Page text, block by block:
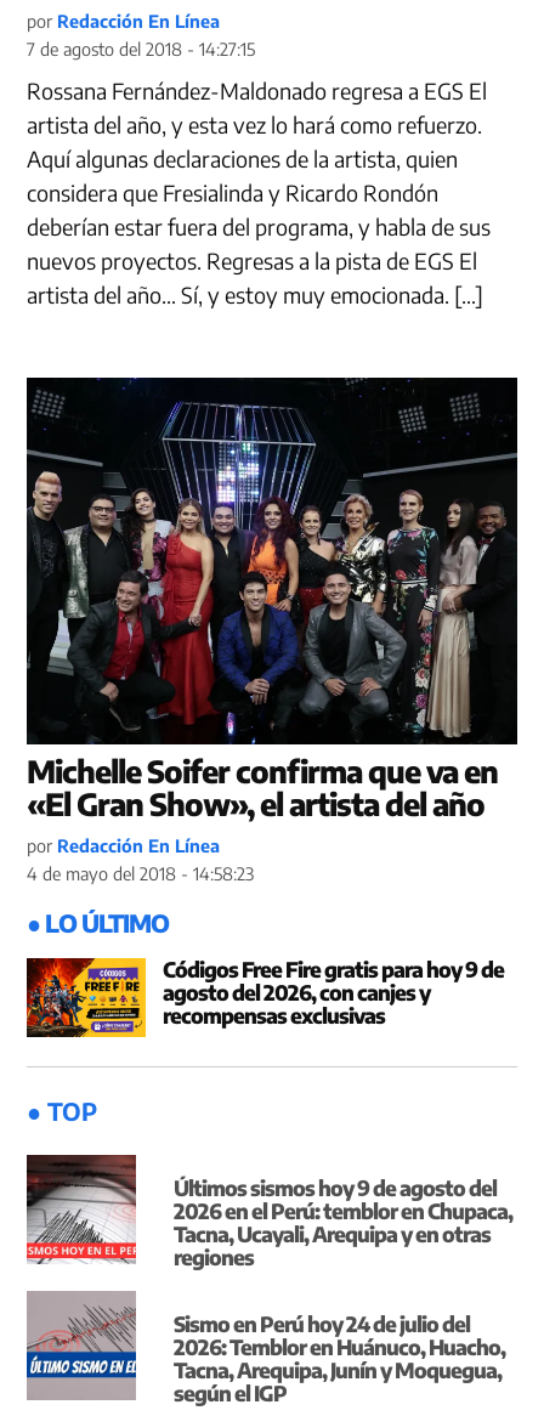
por Redacción En Línea
7 de agosto del 2018 - 14:27:15
Rossana Fernández-Maldonado regresa a EGS El
artista del año, y esta vez lo hará como refuerzo.
Aquí algunas declaraciones de la artista, quien
considera que Fresialinda y Ricardo Rondón
deberían estar fuera del programa, y habla de sus
nuevos proyectos. Regresas a la pista de EGS El
artista del año… Sí, y estoy muy emocionada. […]
Michelle Soifer confirma que va en
«El Gran Show», el artista del año
por Redacción En Línea
4 de mayo del 2018 - 14:58:23
● LO ÚLTIMO
Códigos Free Fire gratis para hoy 9 de
agosto del 2026, con canjes y
recompensas exclusivas
● TOP
Últimos sismos hoy 9 de agosto del
2026 en el Perú: temblor en Chupaca,
Tacna, Ucayali, Arequipa y en otras
regiones
Sismo en Perú hoy 24 de julio del
2026: Temblor en Huánuco, Huacho,
Tacna, Arequipa, Junín y Moquegua,
según el IGP